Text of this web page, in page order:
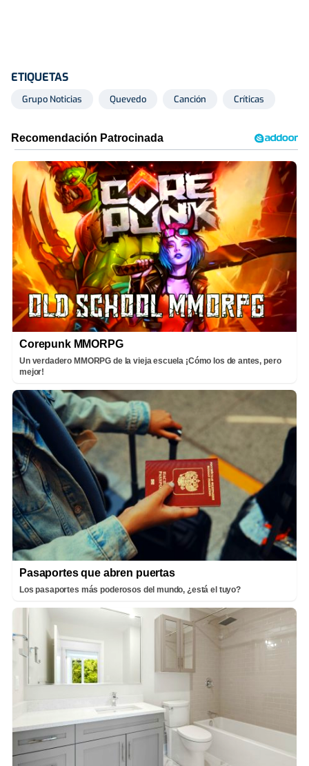
ETIQUETAS
Grupo Noticias Quevedo Canción Críticas
Corepunk MMORPG
Un verdadero MMORPG de la vieja escuela ¡Cómo los de antes, pero
mejor!
Pasaportes que abren puertas
Los pasaportes más poderosos del mundo, ¿está el tuyo?